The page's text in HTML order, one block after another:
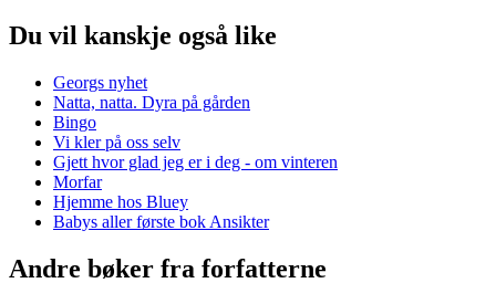
Du vil kanskje også like
Georgs nyhet
Natta, natta. Dyra på gården
Bingo
Vi kler på oss selv
Gjett hvor glad jeg er i deg - om vinteren
Morfar
Hjemme hos Bluey
Babys aller første bok Ansikter
Andre bøker fra forfatterne